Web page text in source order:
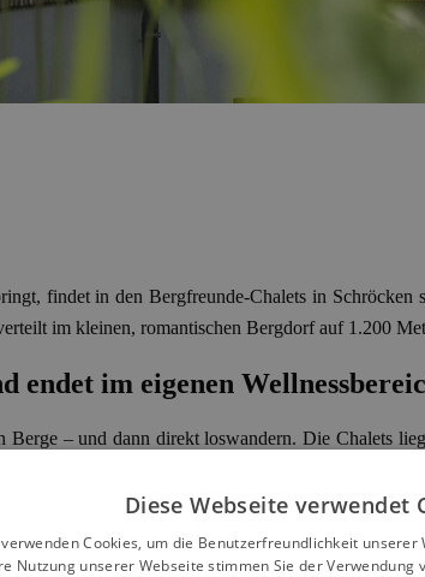
findet in den Bergfreunde-Chalets in
im kleinen, romantischen Bergdorf auf 1.200
endet im eigenen
– und dann direkt loswandern. Die Chalets
und Lechtal bringt beeindruckende
Chalet
Diese Webseite verwendet
Cookies, um die Benutzerfreundlichkeit unserer
Nutzung unserer Webseite stimmen Sie der Verwendung